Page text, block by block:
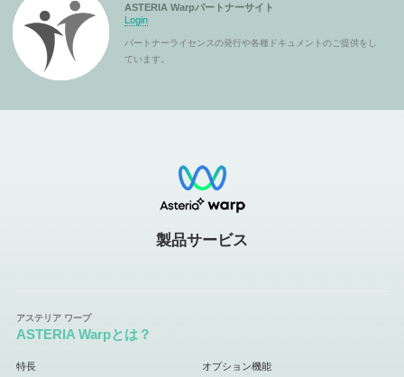
ASTERIA Warpパートナーサイト
Login
パートナーライセンスの発行や各種ドキュメントのご提供をし
ています。
製品サービス
ASTERIA Warpとは？
特長 オプション機能